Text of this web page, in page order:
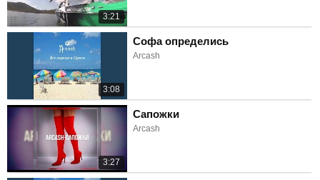
3:21
3:08
Софа определись
Arcash
3:27
Сапожки
Arcash